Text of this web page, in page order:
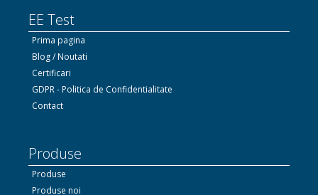
EE Test
Prima pagina
Blog / Noutati
Certificari
GDPR - Politica de Confidentialitate
Contact
Produse
Produse
Produse noi